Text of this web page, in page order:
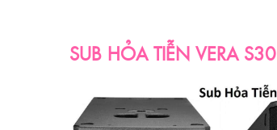
SUB HỎA TIỄN VERA S30